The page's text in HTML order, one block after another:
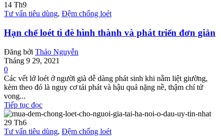
14 Th9
Tư vấn tiêu dùng, Đệm chống loét
Hạn chế loét tì đè hình thành và phát triển đơn giản
Đăng bởi Thảo Nguyễn
Tháng 9 29, 2021
0
Các vết lở loét ở người già dễ dàng phát sinh khi nằm liệt giường,
kèm theo đó là nguy cơ tái phát và hậu quả nặng nề, thậm chí tử
vong...
Tiếp tục đọc
29 Th6
Tư vấn tiêu dùng, Đệm chống loét